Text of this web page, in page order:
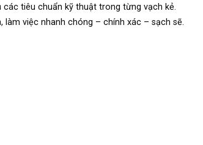
các tiêu chuẩn kỹ thuật trong từng vạch kẻ.
làm việc nhanh chóng – chính xác – sạch sẽ.